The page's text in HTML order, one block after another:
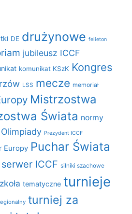
DE drużynowe felieton
jubileusz ICCF
komunikat KSzK Kongres
LSS mecze memoriał
Mistrzostwa
Świata normy
Olimpiady Prezydent ICCF
Europy Puchar Świata
serwer ICCF silniki szachowe
tematyczne turnieje
turniej za